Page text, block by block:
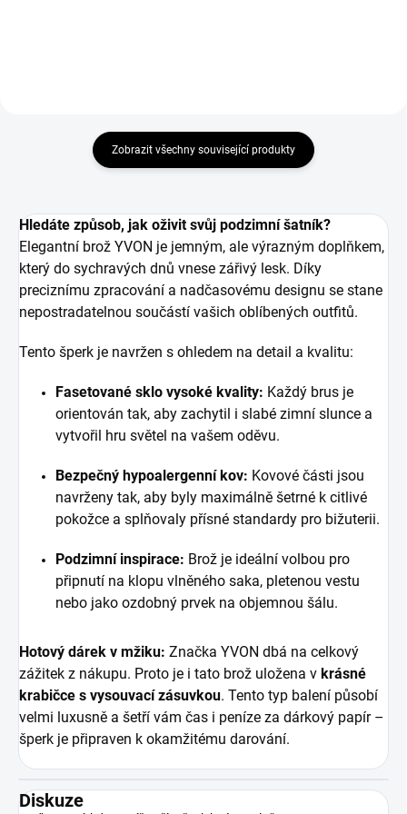
Zobrazit všechny související produkty
Hledáte způsob, jak oživit svůj podzimní šatník?
Elegantní brož YVON je jemným, ale výrazným doplňkem,
který do sychravých dnů vnese zářivý lesk. Díky
preciznímu zpracování a nadčasovému designu se stane
nepostradatelnou součástí vašich oblíbených outfitů.
Tento šperk je navržen s ohledem na detail a kvalitu:
Fasetované sklo vysoké kvality: Každý brus je
orientován tak, aby zachytil i slabé zimní slunce a
vytvořil hru světel na vašem oděvu.
Bezpečný hypoalergenní kov: Kovové části jsou
navrženy tak, aby byly maximálně šetrné k citlivé
pokožce a splňovaly přísné standardy pro bižuterii.
Podzimní inspirace: Brož je ideální volbou pro
připnutí na klopu vlněného saka, pletenou vestu
nebo jako ozdobný prvek na objemnou šálu.
Hotový dárek v mžiku: Značka YVON dbá na celkový
zážitek z nákupu. Proto je i tato brož uložena v krásné
krabičce s vysouvací zásuvkou. Tento typ balení působí
velmi luxusně a šetří vám čas i peníze za dárkový papír –
šperk je připraven k okamžitému darování.
Diskuze